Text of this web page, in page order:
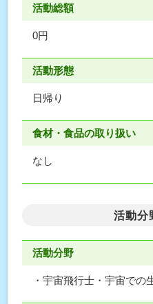
活動総額
0円
活動形態
日帰り
食材・食品の取り扱い
なし
活動分
活動分野
・宇宙飛行士・宇宙での